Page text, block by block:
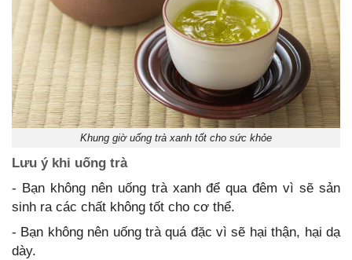
Khung giờ uống trà xanh tốt cho sức khỏe
Lưu ý khi uống trà
- Bạn không nên uống trà xanh để qua đêm vì sẽ sản
sinh ra các chất không tốt cho cơ thể.
- Bạn không nên uống trà quá đặc vì sẽ hại thận, hại dạ
dày.